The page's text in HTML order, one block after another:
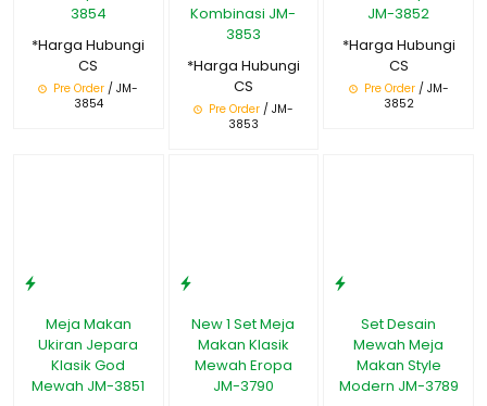
3854
*Harga Hubungi
CS
Pre Order / JM-
3854
Kombinasi JM-
3853
*Harga Hubungi
CS
Pre Order/ JM-
3853
JM-3852
*Harga Hubungi
CS
Pre Order/ JM-
3852
Meja Makan
Ukiran Jepara
Klasik God
Mewah JM-3851
New 1 Set Meja
Makan Klasik
Mewah Eropa
JM-3790
Set Desain
Mewah Meja
Makan Style
Modern JM-3789